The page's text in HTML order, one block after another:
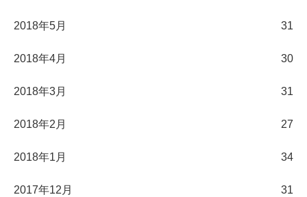
2018年5月 31
2018年4月 30
2018年3月 31
2018年2月 27
2018年1月 34
2017年12月 31